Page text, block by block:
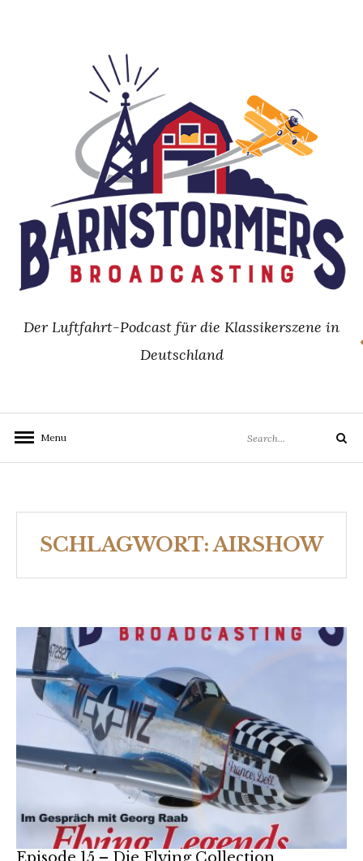
Der Luftfahrt-Podcast für die Klassikerszene in
Deutschland
Menu
for:
Search
SCHLAGWORT:AIRSHOW